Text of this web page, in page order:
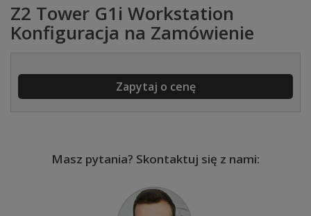
Z2 Tower G1i Workstation
Konfiguracja na Zamówienie
Zapytaj o cenę
Masz pytania? Skontaktuj się z nami: